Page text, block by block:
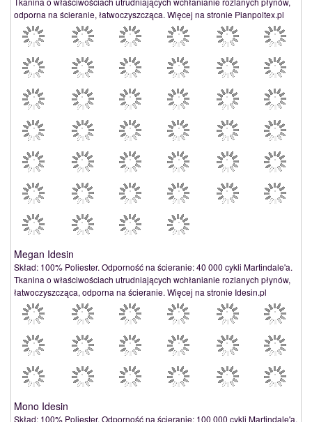
odporna na ścieranie, łatwoczyszcząca. Więcej na stronie Pianpoltex.pl
Megan Idesin
Skład: 100% Poliester. Odporność na ścieranie: 40 000 cykli Martindale'a.
Tkanina o właściwościach utrudniających wchłanianie rozlanych płynów,
łatwoczyszcząca, odporna na ścieranie. Więcej na stronie Idesin.pl
Mono Idesin
Skład: 100% Poliester. Odporność na ścieranie: 100 000 cykli Martindale'a.